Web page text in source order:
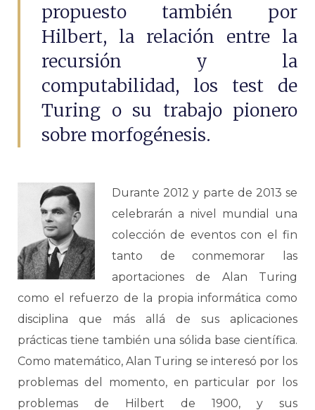
propuesto también por
Hilbert, la relación entre la
recursión y la
computabilidad, los test de
Turing o su trabajo pionero
sobre morfogénesis.
Durante 2012 y parte de 2013 se
celebrarán a nivel mundial una
colección de eventos con el fin
tanto de conmemorar las
aportaciones de Alan Turing
como el refuerzo de la propia informática como
disciplina que más allá de sus aplicaciones
prácticas tiene también una sólida base científica.
Como matemático, Alan Turing se interesó por los
problemas del momento, en particular por los
problemas de Hilbert de 1900, y sus